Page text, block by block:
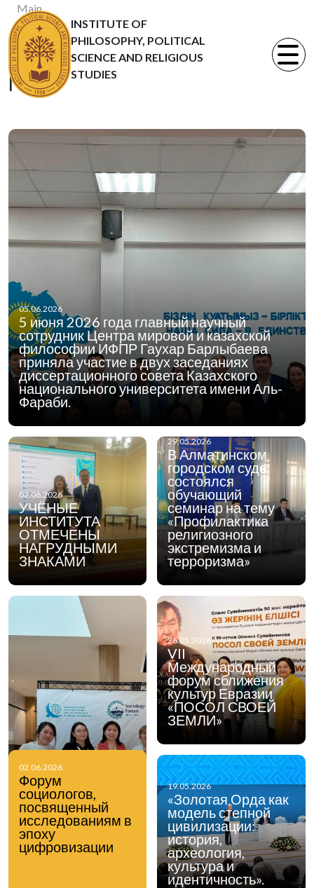
INSTITUTE OF
PHILOSOPHY, POLITICAL
SCIENCE AND RELIGIOUS
STUDIES
Main
News
Статьи
News
05.06.2026
5 июня 2026 года главный научный
сотрудник Центра мировой и казахской
философии ИФПР Гаухар Барлыбаева
приняла участие в двух заседаниях
диссертационного совета Казахского
национального университета имени Аль-
Фараби.
02.06.2026
Форум
социологов,
посвященный
исследованиям в
эпоху
цифровизации
02.06.2026
УЧЁНЫЕ
ИНСТИТУТА
ОТМЕЧЕНЫ
НАГРУДНЫМИ
ЗНАКАМИ
29.05.2026
В Алматинском
городском суде
состоялся
обучающий
семинар на тему
«Профилактика
религиозного
экстремизма и
терроризма»
26.05.2026
VII
Международный
форум сближения
культур Евразии
«ПОСОЛ СВОЕЙ
ЗЕМЛИ»
19.05.2026
«Золотая Орда как
модель степной
цивилизации:
история,
археология,
культура и
идентичность».